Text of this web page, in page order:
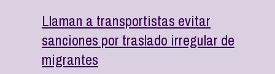
Llaman a transportistas evitar
sanciones por traslado irregular de
migrantes